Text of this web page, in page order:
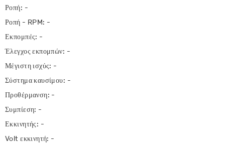
Ροπή: -
Ροπή - RPM: -
Εκπομπές: -
Έλεγχος εκπομπών: -
Μέγιστη ισχύς: -
Σύστημα καυσίμου: -
Προθέρμανση: -
Συμπίεση: -
Εκκινητής: -
Volt εκκινητή: -